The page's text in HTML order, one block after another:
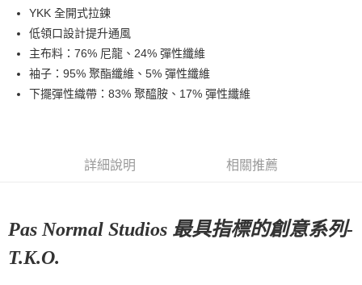
付款後全家取貨
每筆NT$80，滿NT$10,000(含以上)免運費
7-11店到店
每筆NT$80，滿NT$10,000(含以上)免運費
YKK 全開式拉鍊
低領口設計提升通風
主布料：76% 尼龍、24% 彈性纖維
袖子：95% 聚酯纖維、5% 彈性纖維
下擺彈性織帶：83% 聚醯胺、17% 彈性纖維
詳細說明 相關推薦
Pas Normal Studios 最具指標的創意系列-
T.K.O.